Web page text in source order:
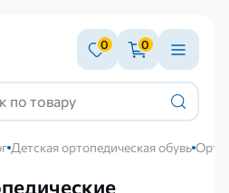
0 0
Детская ортопедическая обувь